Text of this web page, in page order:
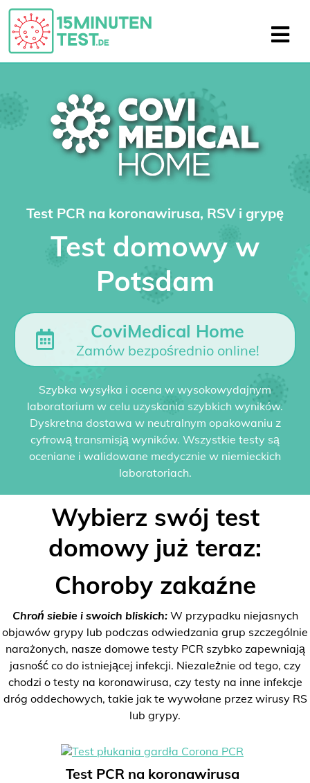
Test PCR na koronawirusa, RSV i grypę
Test domowy w
Potsdam
CoviMedical Home
Zamów bezpośrednio online!
Szybka wysyłka i ocena w wysokowydajnym
laboratorium w celu uzyskania szybkich wyników.
Dyskretna dostawa w neutralnym opakowaniu z
cyfrową transmisją wyników. Wszystkie testy są
oceniane i walidowane medycznie w niemieckich
laboratoriach.
Wybierz swój test
domowy już teraz:
Choroby zakaźne
Chroń siebie i swoich bliskich:W przypadku niejasnych
objawów grypy lub podczas odwiedzania grup szczególnie
narażonych, nasze domowe testy PCR szybko zapewniają
jasność co do istniejącej infekcji. Niezależnie od tego, czy
chodzi o testy na koronawirusa, czy testy na inne infekcje
dróg oddechowych, takie jak te wywołane przez wirusy RS
lub grypy.
Test PCR na koronawirusa